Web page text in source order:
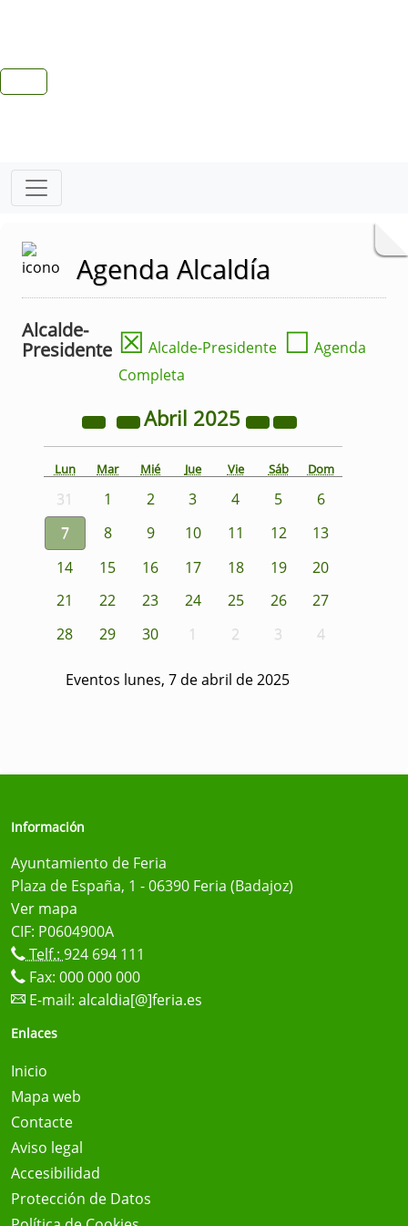
Agenda Alcaldía
Alcalde-
Presidente ☒ Alcalde-Presidente ☐ Agenda
Completa
Abril 2025
Lun Mar Mié Jue Vie Sáb Dom
31 1 2 3 4 5
6
7
8 9 10 11 12
13
14
15 16 17 18 19
20
21
22 23 24 25 26
27
28
29 30 1 2 3 4
Eventos lunes, 7 de abril de 2025
Información
Ayuntamiento de Feria
Plaza de España, 1 - 06390 Feria (Badajoz)
Ver mapa
CIF: P0604900A
Telf.: 924 694 111
Fax: 000 000 000
E-mail: alcaldia[@]feria.es
Enlaces
Inicio
Mapa web
Contacte
Aviso legal
Accesibilidad
Protección de Datos